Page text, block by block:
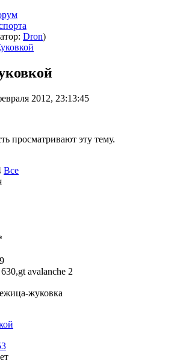
Dron)
2012, 23:13:45
просматривают эту тему.
Все
avalanche 2
жуковка